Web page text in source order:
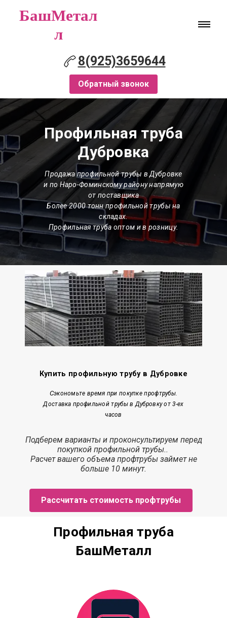
БашМетал
л
8(925)3659644
Обратный звонок
Профильная труба
Дубровка
Продажа профильной трубы в Дубровке
и по Наро-Фоминскому району напрямую
от поставщика
Более 2000 тонн профильной трубы на
складах.
Профильная труба оптом и в розницу.
Купить профильную трубу в Дубровке
Сэкономьте время при покупке профтрубы.
Доставка профильной трубы в Дубровку от 3-ех
часов
Подберем варианты и проконсультируем перед
покупкой профильной трубы..
Расчетвашего объема профтрубы займетне
больше 10 минут.
Рассчитать стоимость профтрубы
Профильная труба
БашМеталл